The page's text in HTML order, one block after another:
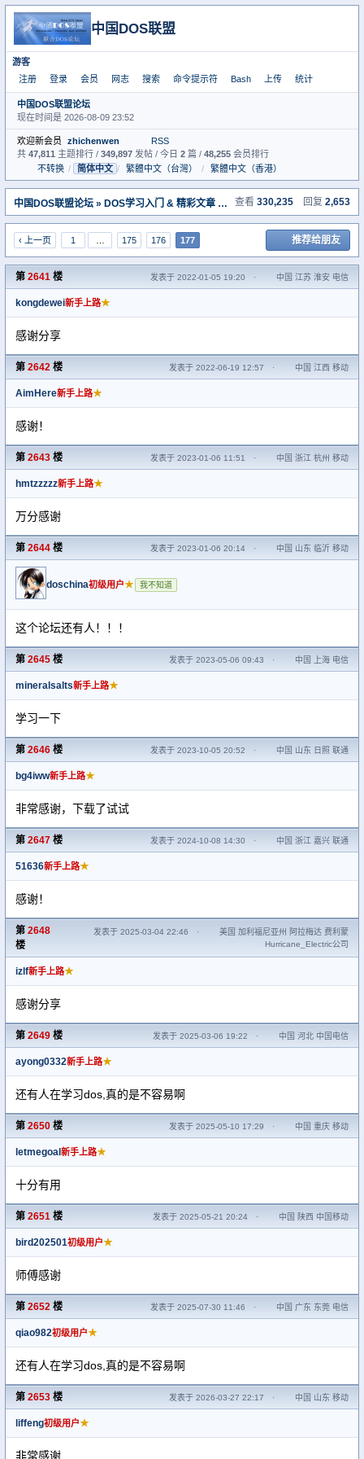
中国DOS联盟
游客
注册
登录 会员 网志 搜索 命令提示符 Bash 上传 统计
中国DOS联盟论坛
现在时间是 2026-08-09 23:52
欢迎新会员 zhichenwen
RSS
共 47,811 主题排行 / 349,897 发帖 / 今日 2 篇 / 48,255 会员排行
不转换 / 简体中文 / 繁體中文（台灣） / 繁體中文（香港）
中国DOS联盟论坛 » DOS学习入门 & 精彩文章 （教学室） » [推荐]学习ＤＯＳ
查看 330,235 回复 2,653
‹ 上一页 1 175 176 177 推荐给朋友
第 2641 楼 发表于 2022-01-05 19:20 · 中国 江苏 淮安 电信
kongdewei新手上路★
感谢分享
第 2642 楼 发表于 2022-06-19 12:57 · 中国 江西 移动
AimHere新手上路★
感谢！
第 2643 楼 发表于 2023-01-06 11:51 · 中国 浙江 杭州 移动
hmtzzzzz新手上路★
万分感谢
第 2644 楼 发表于 2023-01-06 20:14 · 中国 山东 临沂 移动
doschina初级用户★ 我不知道
这个论坛还有人！！！
第 2645 楼 发表于 2023-05-06 09:43 · 中国 上海 电信
mineralsalts新手上路★
学习一下
第 2646 楼 发表于 2023-10-05 20:52 · 中国 山东 日照 联通
bg4iww新手上路★
非常感谢，下载了试试
第 2647 楼 发表于 2024-10-08 14:30 · 中国 浙江 嘉兴 联通
51636新手上路★
感谢！
第 2648
楼
发表于 2025-03-04 22:46 ·
美国 加利福尼亚州 阿拉梅达 费利蒙
Hurricane_Electric公司
izlf新手上路★
感谢分享
第 2649 楼 发表于 2025-03-06 19:22 · 中国 河北 中国电信
ayong0332新手上路★
还有人在学习dos,真的是不容易啊
第 2650 楼 发表于 2025-05-10 17:29 · 中国 重庆 移动
letmegoal 新手上路★
十分有用
第 2651 楼 发表于 2025-05-21 20:24 · 中国 陕西 中国移动
bird202501初级用户★
师傅感谢
第 2652 楼 发表于 2025-07-30 11:46 · 中国 广东 东莞 电信
qiao982初级用户★
还有人在学习dos,真的是不容易啊
第 2653 楼 发表于 2026-03-27 22:17 · 中国 山东 移动
liffeng初级用户★
非常感谢